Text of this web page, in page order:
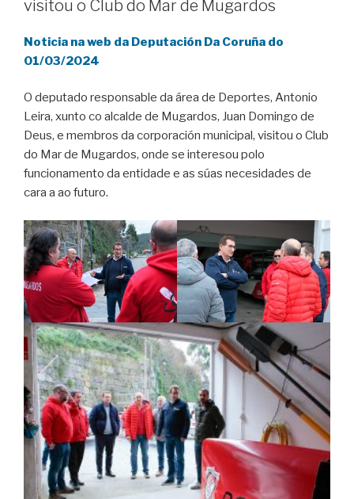
visitou o Club do Mar de Mugardos
Noticia na web da Deputación Da Coruña do
01/03/2024
O deputado responsable da área de Deportes, Antonio
Leira, xunto co alcalde de Mugardos, Juan Domingo de
Deus, e membros da corporación municipal, visitou o Club
do Mar de Mugardos, onde se interesou polo
funcionamento da entidade e as súas necesidades de
cara a ao futuro.